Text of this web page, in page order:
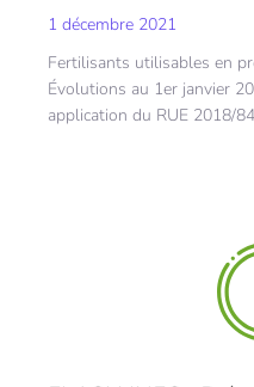
1 décembre 2021
Fertilisants utilisables en
Évolutions au 1er janvier
application du RUE 2018/